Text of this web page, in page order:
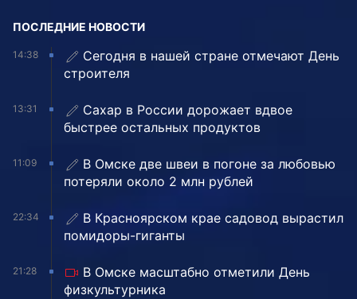
ПОСЛЕДНИЕ НОВОСТИ
14:38
Сегодня в нашей стране отмечают День
строителя
13:31
Сахар в России дорожает вдвое
быстрее остальных продуктов
11:09
В Омске две швеи в погоне за любовью
потеряли около 2 млн рублей
22:34
В Красноярском крае садовод вырастил
помидоры-гиганты
21:28
В Омске масштабно отметили День
физкультурника